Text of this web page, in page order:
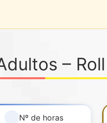
–
Nº de horas